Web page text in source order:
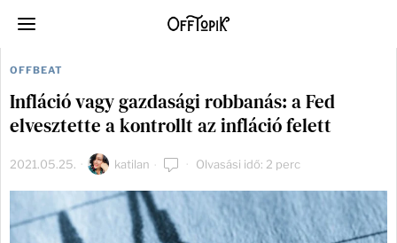
OFFBEAT
Infláció vagy gazdasági robbanás: a Fed
elvesztette a kontrollt az infláció felett
2021.05.25. katilan Olvasási idő: 2 perc